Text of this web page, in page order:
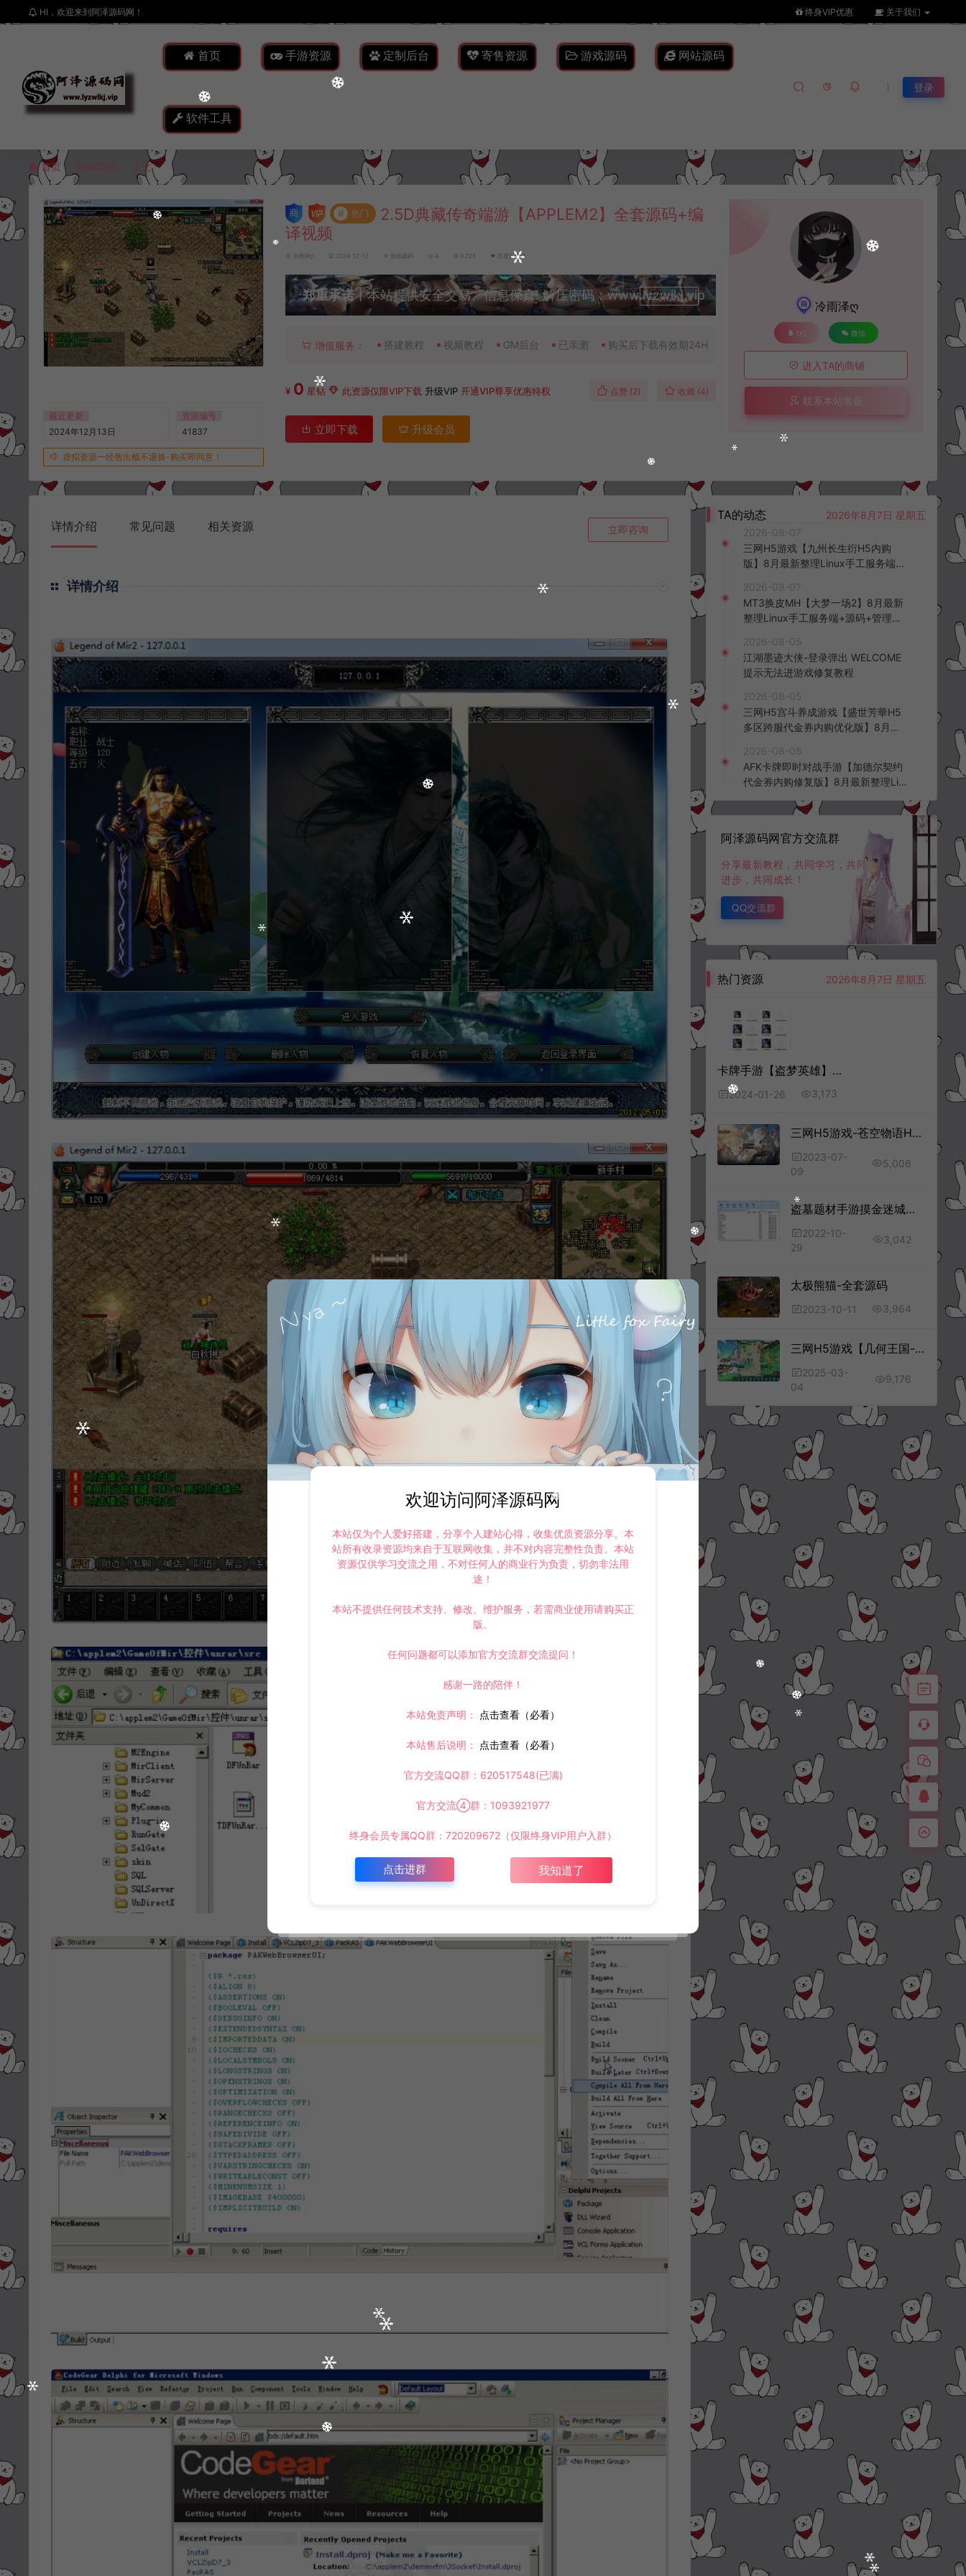
HI，欢迎来到阿泽源码网！ 终身VIP优惠 关于我们
首页 手游资源 定制后台 寄售资源 游戏源码 网站源码
软件工具
登录
首页 游戏源码 正文 我要投稿
最近更新
2024年12月13日
资源编号
41837
虚拟资源一经售出概不退换-购买即同意！
# 热门
2.5D典藏传奇端游【APPLEM2】全套源码+编
译视频
冷雨泽ღ 2024-12-13 游戏源码 4 3,725 百度已收录
郑重承诺丨本站提供安全交易、信息保真! 解压密码：www.lyzwlkj.vip
升级会员
增值服务： 搭建教程 视频教程 GM后台 已亲测 购买后下载有效期24H
¥ 0 星钻 此资源仅限VIP下载 升级VIP 开通VIP尊享优惠特权 点赞 (2) 收藏 (4)
立即下载 升级会员
冷雨泽ღ
QQ 微信
进入TA的商铺
联系本站客服
详情介绍 常见问题 相关资源 立即咨询
详情介绍
TA的动态
2026年8月7日 星期五
2026-08-07
三网H5游戏【九州长生衍H5内购
版】8月最新整理Linux手工服务端
客户端+详细搭建教程+视频教程
2026-08-07
MT3换皮MH【大梦一场2】8月最新
整理Linux手工服务端+源码+管理后
频教程
2026-08-05
江湖墨迹大侠-登录弹出 WELCOME
提示无法进游戏修复教程
2026-08-05
三网H5宫斗养成游戏【盛世芳華H5
多区跨服代金券内购优化版】8月最
台+全资源安卓+详细搭建教程+视频
教程
2026-08-05
AFK卡牌即时对战手游【加德尔契约
代金券内购修复版】8月最新整理Lin
K授权后台+安卓苹果双端+详细搭建
阿泽源码网官方交流群
分享最新教程，共同学习，共同
进步，共同成长！
QQ交流群
热门资源 2026年8月7日 星期五
卡牌手游【盗梦英雄】全套前后端源码+前后端部署文档
2024-01-26 3,173
三网H5游戏-苍空物语H5-源码
2023-07-
09
5,006
盗墓题材手游摸金迷城全套源码+客户端源码
2022-10-
29
3,042
太极熊猫-全套源码
2023-10-11 3,964
三网H5游戏【几何王国-踏入仙途】全套前后端源码+策划文档+部署文档
2025-03-
04
9,176
欢迎访问阿泽源码网
本站仅为个人爱好搭建，分享个人建站心得，收集优质资源分享。本
站所有收录资源均来自于互联网收集，并不对内容完整性负责。本站
资源仅供学习交流之用，不对任何人的商业行为负责，切勿非法用
途！
本站不提供任何技术支持、修改、维护服务，若需商业使用请购买正
版。
任何问题都可以添加官方交流群交流提问！
感谢一路的陪伴！
本站免责声明： 点击查看（必看）
本站售后说明： 点击查看（必看）
官方交流QQ群：620517548(已满)
官方交流④群：1093921977
终身会员专属QQ群：720209672（仅限终身VIP用户入群）
点击进群 我知道了